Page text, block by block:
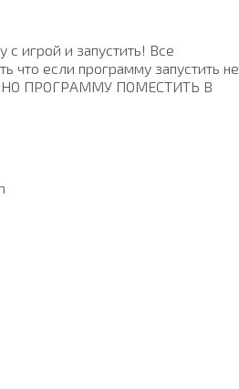
с игрой и запустить! Все
что если программу запустить не
ПРОГРАММУ ПОМЕСТИТЬ В